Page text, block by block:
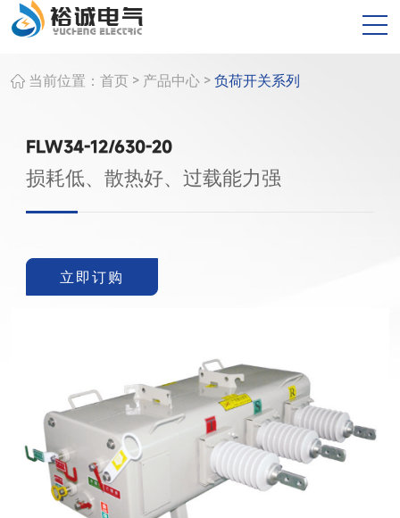
当前位置： 首页 > 产品中心 > 负荷开关系列
FLW34-12/630-20
损耗低、散热好、过载能力强
立即订购